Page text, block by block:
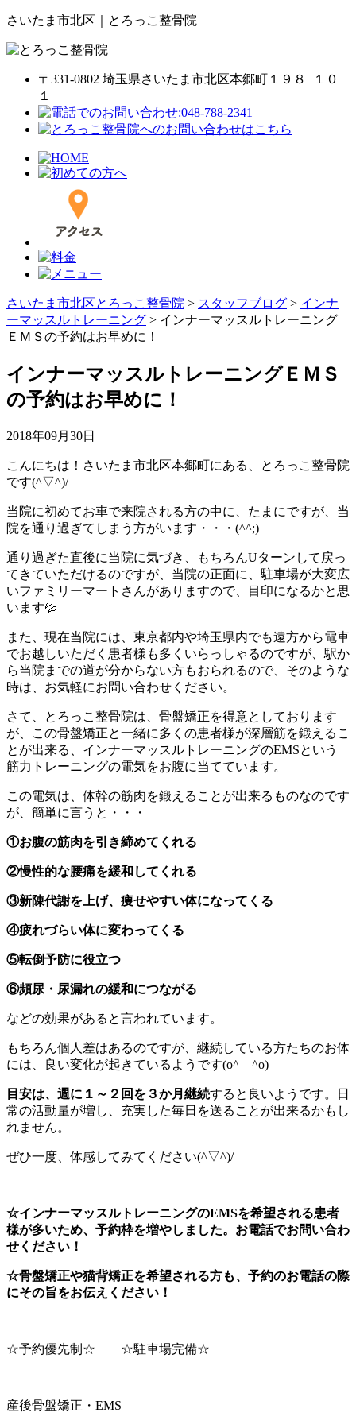
さいたま市北区｜とろっこ整骨院
〒331-0802 埼玉県さいたま市北区本郷町１９８−１０
１
さいたま市北区とろっこ整骨院 > スタッフブログ > インナ
ーマッスルトレーニング > インナーマッスルトレーニング
ＥＭＳの予約はお早めに！
インナーマッスルトレーニングＥＭＳ
の予約はお早めに！
2018年09月30日
こんにちは！さいたま市北区本郷町にある、とろっこ整骨院
です(^▽^)/
当院に初めてお車で来院される方の中に、たまにですが、当
院を通り過ぎてしまう方がいます・・・(^^;)
通り過ぎた直後に当院に気づき、もちろんUターンして戻っ
てきていただけるのですが、当院の正面に、駐車場が大変広
いファミリーマートさんがありますので、目印になるかと思
います💦
また、現在当院には、東京都内や埼玉県内でも遠方から電車
でお越しいただく患者様も多くいらっしゃるのですが、駅か
ら当院までの道が分からない方もおられるので、そのような
時は、お気軽にお問い合わせください。
さて、とろっこ整骨院は、骨盤矯正を得意としております
が、この骨盤矯正と一緒に多くの患者様が深層筋を鍛えるこ
とが出来る、インナーマッスルトレーニングのEMSという
筋力トレーニングの電気をお腹に当てています。
この電気は、体幹の筋肉を鍛えることが出来るものなのです
が、簡単に言うと・・・
①お腹の筋肉を引き締めてくれる
②慢性的な腰痛を緩和してくれる
③新陳代謝を上げ、痩せやすい体になってくる
④疲れづらい体に変わってくる
⑤転倒予防に役立つ
⑥頻尿・尿漏れの緩和につながる
などの効果があると言われています。
もちろん個人差はあるのですが、継続している方たちのお体
には、良い変化が起きているようです(o^―^o)
目安は、週に１～２回を３か月継続すると良いようです。日
常の活動量が増し、充実した毎日を送ることが出来るかもし
れません。
ぜひ一度、体感してみてください(^▽^)/
☆インナーマッスルトレーニングのEMSを希望される患者
様が多いため、予約枠を増やしました。お電話でお問い合わ
せください！
☆骨盤矯正や猫背矯正を希望される方も、予約のお電話の際
にその旨をお伝えください！
☆予約優先制☆ ☆駐車場完備☆
産後骨盤矯正・EMS